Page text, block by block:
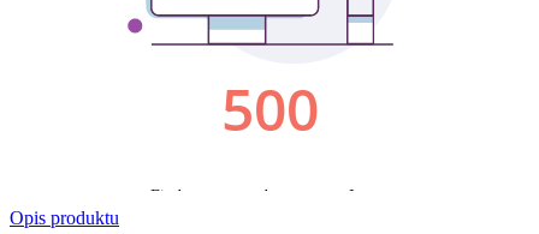
Opis produktu